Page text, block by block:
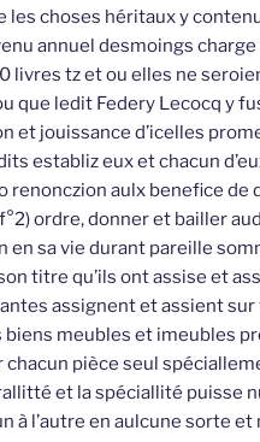
les choses héritaux y
annuel desmoings
livres tz et ou elles ne
que ledit Federy Lecocq y
et jouissance d’icelles
establiz eux et chacun
renonczion aulx benefice de
ordre, donner et bailler
en sa vie durant pareille
titre qu’ils ont assise et
assignent et assient
biens meubles et imeubles
chacun pièce seul
et la spéciallité puisse
à l’autre en aulcune sorte et